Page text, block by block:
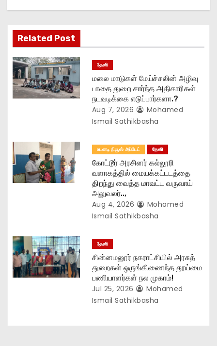
a
t
i
Related Post
தேனி
மலை மாடுகள் மேய்ச்சலின் அழிவு
பாதை துறை சார்ந்த அதிகாரிகள்
நடவடிக்கை எடுப்பார்களா.?
Aug 7, 2026
Mohamed
Ismail Sathikbasha
உடனடி நியூஸ் அப்டேட் தேனி
கோட்டூர் அரசினர் கல்லூரி
வளாகத்தில் மையக்கட்டடத்தை
திறந்து வைத்த மாவட்ட வருவாய்
அலுவலர்..,
Aug 4, 2026
Mohamed
Ismail Sathikbasha
தேனி
சின்னமனூர் நகராட்சியில் அரசுத்
துறைகள் ஒருங்கிணைந்த தூய்மை
பணியாளர்கள் நல முகாம்!
Jul 25, 2026
Mohamed
Ismail Sathikbasha